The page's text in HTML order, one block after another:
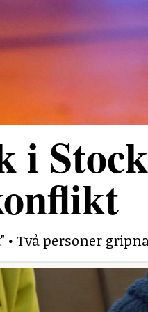
i
• Två personer